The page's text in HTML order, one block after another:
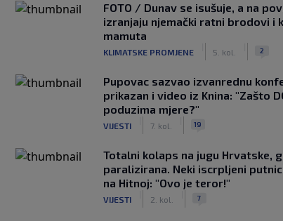
FOTO / Dunav se isušuje, a na
izranjaju njemački ratni brodovi i
mamuta
KLIMATSKE PROMJENE 5. kol. 2
Pupovac sazvao izvanrednu
prikazan i video iz Knina: "Zašto
poduzima mjere?"
VIJESTI 7. kol. 19
Totalni kolaps na jugu Hrvatske,
paralizirana. Neki iscrpljeni
na Hitnoj: "Ovo je teror!"
VIJESTI 2. kol. 7